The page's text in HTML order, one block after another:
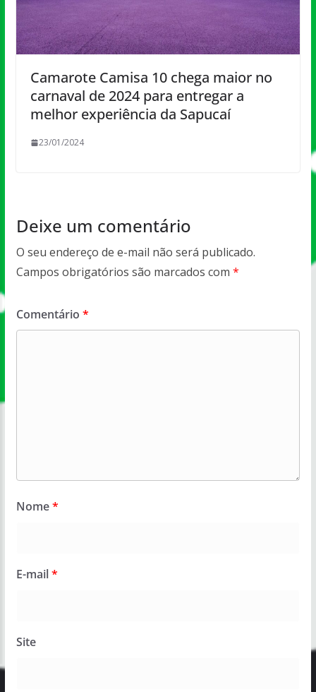
Camarote Camisa 10 chega maior no
carnaval de 2024 para entregar a
melhor experiência da Sapucaí
23/01/2024
Deixe um comentário
O seu endereço de e-mail não será publicado.
Campos obrigatórios são marcados com *
Comentário *
Nome*
E-mail*
Site